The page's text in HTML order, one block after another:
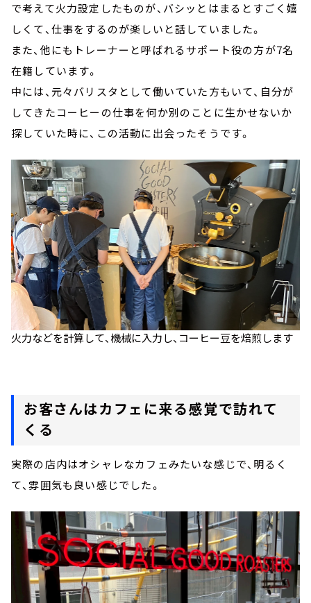
で考えて火力設定したものが、バシッとはまるとすごく嬉
しくて、仕事をするのが楽しいと話していました。
また、他にもトレーナーと呼ばれるサポート役の方が7名
在籍しています。
中には、元々バリスタとして働いていた方もいて、自分が
してきたコーヒーの仕事を何か別のことに生かせないか
探していた時に、この活動に出会ったそうです。
火力などを計算して、機械に入力し、コーヒー豆を焙煎します
お客さんはカフェに来る感覚で訪れて
くる
実際の店内はオシャレなカフェみたいな感じで、明るく
て、雰囲気も良い感じでした。